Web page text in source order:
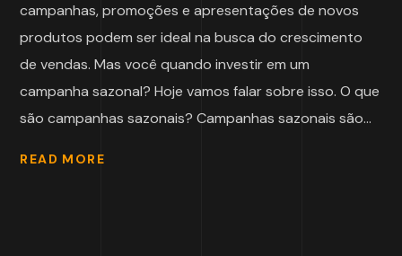
campanhas, promoções e apresentações de novos
produtos podem ser ideal na busca do crescimento
de vendas. Mas você quando investir em um
campanha sazonal? Hoje vamos falar sobre isso. O que
são campanhas sazonais? Campanhas sazonais são...
READ MORE